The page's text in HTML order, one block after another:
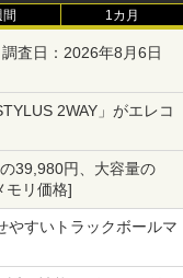
間 1カ月
査日：2026年8月6日
2WAY」がエレコ
39,980円、大容量の
モリ価格]
やすいトラックボールマ